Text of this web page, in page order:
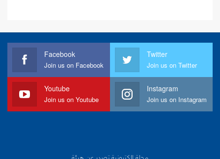
Facebook
Join us on Facebook
Twitter
Join us on Twitter
Youtube
Join us on Youtube
Instagram
Join us on Instagram